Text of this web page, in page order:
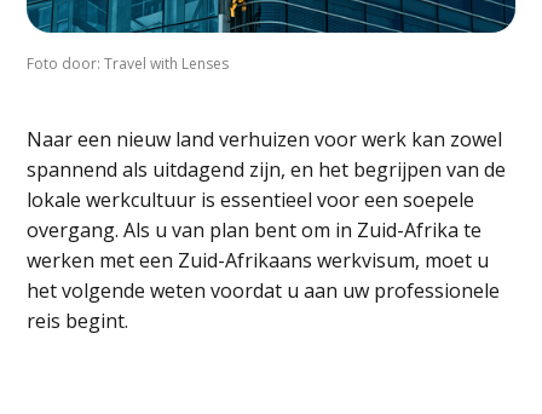
Foto door: Travel with Lenses
Naar een nieuw land verhuizen voor werk kan zowel
spannend als uitdagend zijn, en het begrijpen van de
lokale werkcultuur is essentieel voor een soepele
overgang. Als u van plan bent om in Zuid-Afrika te
werken met een Zuid-Afrikaans werkvisum, moet u
het volgende weten voordat u aan uw professionele
reis begint.